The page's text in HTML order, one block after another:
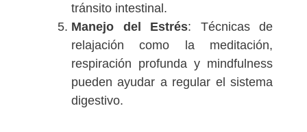
tránsito intestinal.
Manejo del Estrés: Técnicas de
relajación como la meditación,
respiración profunda y mindfulness
pueden ayudar a regular el sistema
digestivo.